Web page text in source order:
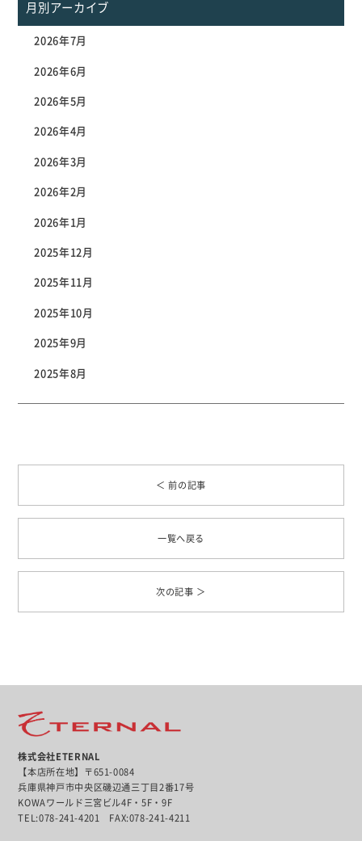
月別アーカイブ
2026年7月
2026年6月
2026年5月
2026年4月
2026年3月
2026年2月
2026年1月
2025年12月
2025年11月
2025年10月
2025年9月
2025年8月
＜ 前の記事
一覧へ戻る
次の記事 ＞
株式会社ETERNAL
【本店所在地】〒651-0084
兵庫県神戸市中央区磯辺通三丁目2番17号
KOWAワールド三宮ビル4F・5F・9F
TEL:078-241-4201 FAX:078-241-4211